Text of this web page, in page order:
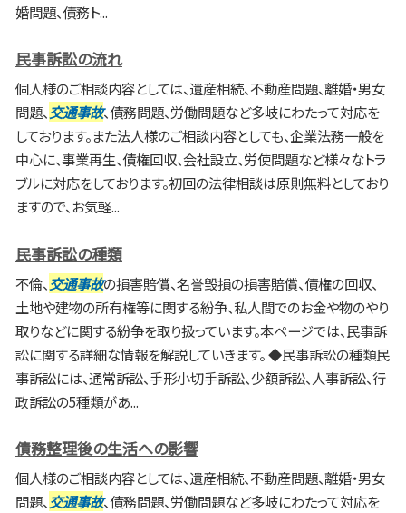
婚問題、債務ト...
民事訴訟の流れ
個人様のご相談内容としては、遺産相続、不動産問題、離婚・男女
問題、交通事故、債務問題、労働問題など多岐にわたって対応を
しております。また法人様のご相談内容としても、企業法務一般を
中心に、事業再生、債権回収、会社設立、労使問題など様々なトラ
ブルに対応をしております。初回の法律相談は原則無料としており
ますので、お気軽...
民事訴訟の種類
不倫、 交通事故の損害賠償、名誉毀損の損害賠償、債権の回収、
土地や建物の所有権等に関する紛争、私人間でのお金や物のやり
取りなどに関する紛争を取り扱っています。本ページでは、民事訴
訟に関する詳細な情報を解説していきます。 ◆民事訴訟の種類民
事訴訟には、通常訴訟、手形小切手訴訟、少額訴訟、人事訴訟、行
政訴訟の5種類があ...
債務整理後の生活への影響
個人様のご相談内容としては、遺産相続、不動産問題、離婚・男女
問題、交通事故、債務問題、労働問題など多岐にわたって対応を